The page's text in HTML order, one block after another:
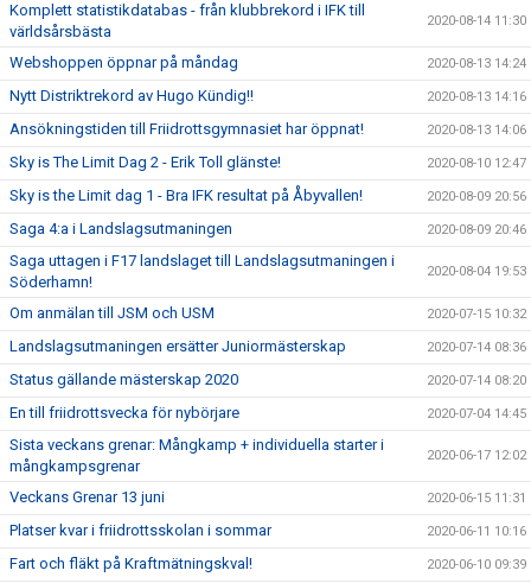
Komplett statistikdatabas - från klubbrekord i IFK till
världsårsbästa
2020-08-14 11:30
Webshoppen öppnar på måndag 2020-08-13 14:24
Nytt Distriktrekord av Hugo Kündig!! 2020-08-13 14:16
Ansökningstiden till Friidrottsgymnasiet har öppnat! 2020-08-13 14:06
Sky is The Limit Dag 2 - Erik Toll glänste! 2020-08-10 12:47
Sky is the Limit dag 1 - Bra IFK resultat på Åbyvallen! 2020-08-09 20:56
Saga 4:a i Landslagsutmaningen 2020-08-09 20:46
Saga uttagen i F17 landslaget till Landslagsutmaningen i
Söderhamn!
2020-08-04 19:53
Om anmälan till JSM och USM 2020-07-15 10:32
Landslagsutmaningen ersätter Juniormästerskap 2020-07-14 08:36
Status gällande mästerskap 2020 2020-07-14 08:20
En till friidrottsvecka för nybörjare 2020-07-04 14:45
Sista veckans grenar: Mångkamp + individuella starter i
mångkampsgrenar
2020-06-17 12:02
Veckans Grenar 13 juni 2020-06-15 11:31
Platser kvar i friidrottsskolan i sommar 2020-06-11 10:16
Fart och fläkt på Kraftmätningskval! 2020-06-10 09:39